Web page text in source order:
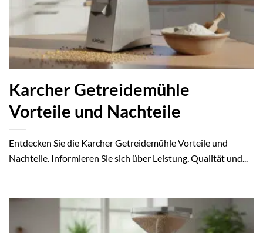
Karcher Getreidemühle
Vorteile und Nachteile
Entdecken Sie die Karcher Getreidemühle Vorteile und
Nachteile. Informieren Sie sich über Leistung, Qualität und...